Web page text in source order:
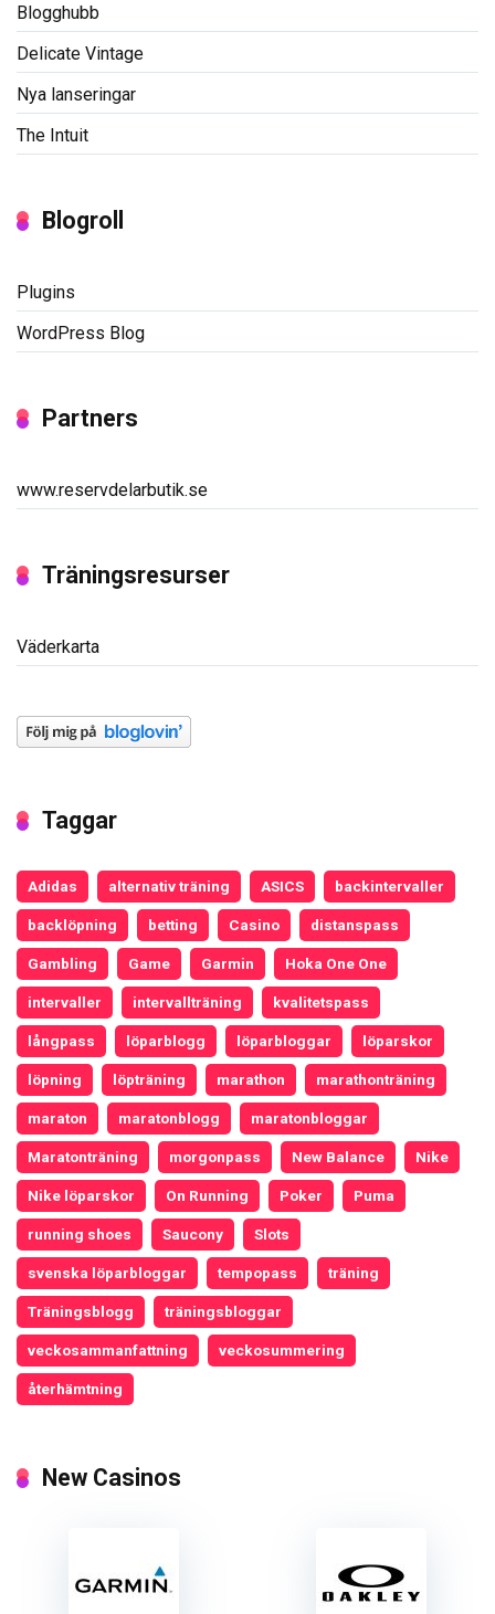
Blogghubb
Delicate Vintage
Nya lanseringar
The Intuit
Blogroll
Plugins
WordPress Blog
Partners
www.reservdelarbutik.se
Träningsresurser
Väderkarta
Taggar
Adidas alternativ träning ASICS backintervaller
backlöpning betting Casino distanspass
Gambling Game Garmin Hoka One One
intervaller intervallträning kvalitetspass
långpass löparblogg löparbloggar löparskor
löpning löpträning marathon marathonträning
maraton maratonblogg maratonbloggar
Maratonträning morgonpass New Balance Nike
Nike löparskor On Running Poker Puma
running shoes Saucony Slots
svenska löparbloggar tempopass träning
Träningsblogg träningsbloggar
veckosammanfattning veckosummering
återhämtning
New Casinos